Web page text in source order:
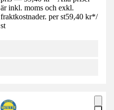
är inkl. moms och exkl.
fraktkostnader. per st59,40 kr*/
st